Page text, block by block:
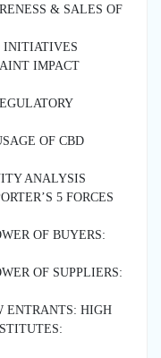
& SALES OF
IMPACT
OF CBD
ANALYSIS
5 FORCES
OF BUYERS:
SUPPLIERS:
HIGH